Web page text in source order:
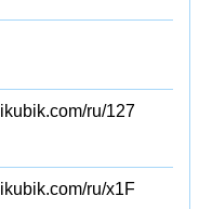
ru/127
ru/x1F